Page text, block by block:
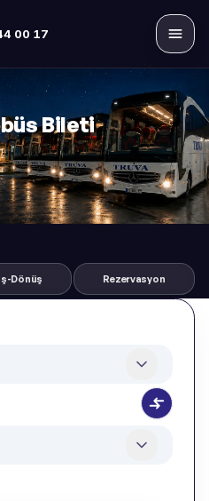
00 17
Bileti
Dönüş Rezervasyon